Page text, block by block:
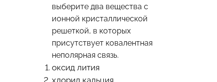
выберите два вещества с
ионной кристаллической
решеткой, в которых
присутствует ковалентная
неполярная связь.
оксид лития